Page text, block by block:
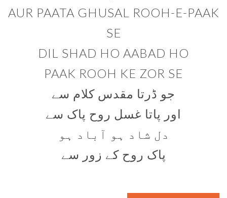
AUR PAATA GHUSAL ROOH-E-PAAK
SE
DIL SHAD HO AABAD HO
PAAK ROOH KE ZOR SE
جو ڈرتا مقدس کلام سے
اور پاتا غسل روح پاک سے
دل شاد ہو آباد ہو
پاک روح کے زور سے